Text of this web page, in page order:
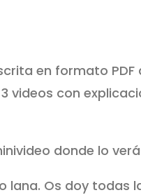
en formato
videos con
donde lo
lana. Os doy todas